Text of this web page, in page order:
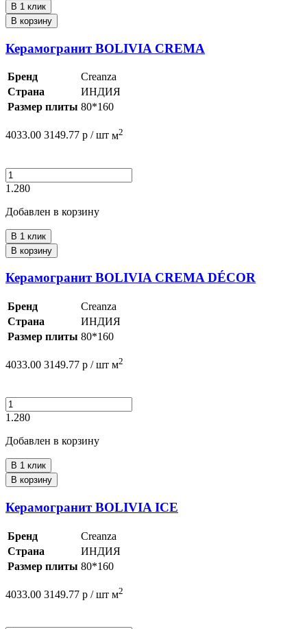
В 1 клик
В корзину
Керамогранит BOLIVIA CREMA
Бренд
Creanza
Страна
ИНДИЯ
Размер плиты 80*160
4033.00 3149.77 р / шт м2
1.280
Добавлен в корзину
В 1 клик
В корзину
Керамогранит BOLIVIA CREMA DÉCOR
Бренд
Creanza
Страна
ИНДИЯ
Размер плиты 80*160
4033.00 3149.77 р / шт м2
1.280
Добавлен в корзину
В 1 клик
В корзину
Керамогранит BOLIVIA ICE
Бренд
Creanza
Страна
ИНДИЯ
Размер плиты 80*160
4033.00 3149.77 р / шт м2